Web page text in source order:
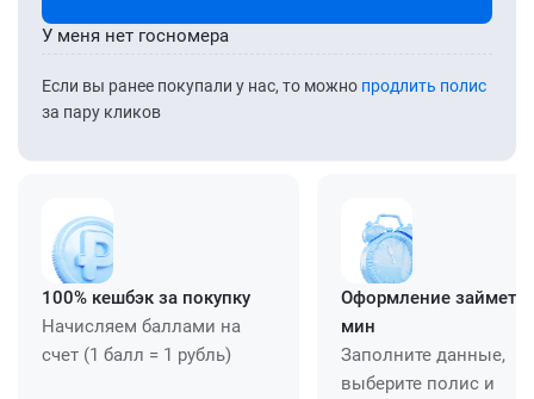
Если вы ранее покупали у нас, то можно продлить полис
за пару кликов
У меня нет госномера
100% кешбэк за покупку
Начисляем баллами на
счет (1 балл = 1 рубль)
Оформление займет
мин
Заполните данные,
выберите полис и